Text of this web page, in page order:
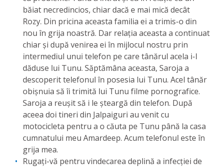
băiat necredincios, chiar dacă e mai mică decât
Rozy. Din pricina aceasta familia ei a trimis-o din
nou în grija noastră. Dar relația aceasta a continuat
chiar și după venirea ei în mijlocul nostru prin
intermediul unui telefon pe care tânărul acela i-l
dăduse lui Tunu. Săptămâna aceasta, Saroja a
descoperit telefonul în posesia lui Tunu. Acel tânăr
obișnuia să îi trimită lui Tunu filme pornografice.
Saroja a reușit să i le șteargă din telefon. După
aceea doi tineri din Jalpaiguri au venit cu
motocicleta pentru a o căuta pe Tunu până la casa
cumnatului meu Amardeep. Acum telefonul este în
grija mea.
Rugați-vă pentru vindecarea deplină a infecției de